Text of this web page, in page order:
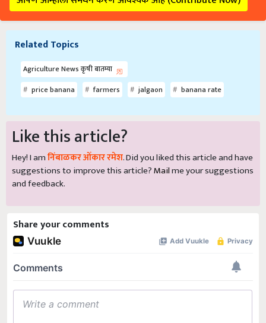
Related Topics
Agriculture News कृषी बातम्या
price banana
farmers jalgaon banana rate
Like this article?
Hey! I amनिंबाळकर ओंकार रमेश. Did you liked this article and have
suggestions to improve this article?Mailme your suggestions
and feedback.
Share your comments